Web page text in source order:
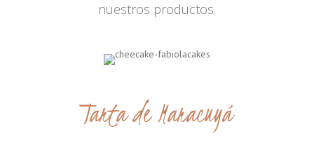
nuestros productos.
Tarta de Maracuyá